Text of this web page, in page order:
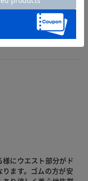
にウエスト部分がド
ます。ゴムの方が安